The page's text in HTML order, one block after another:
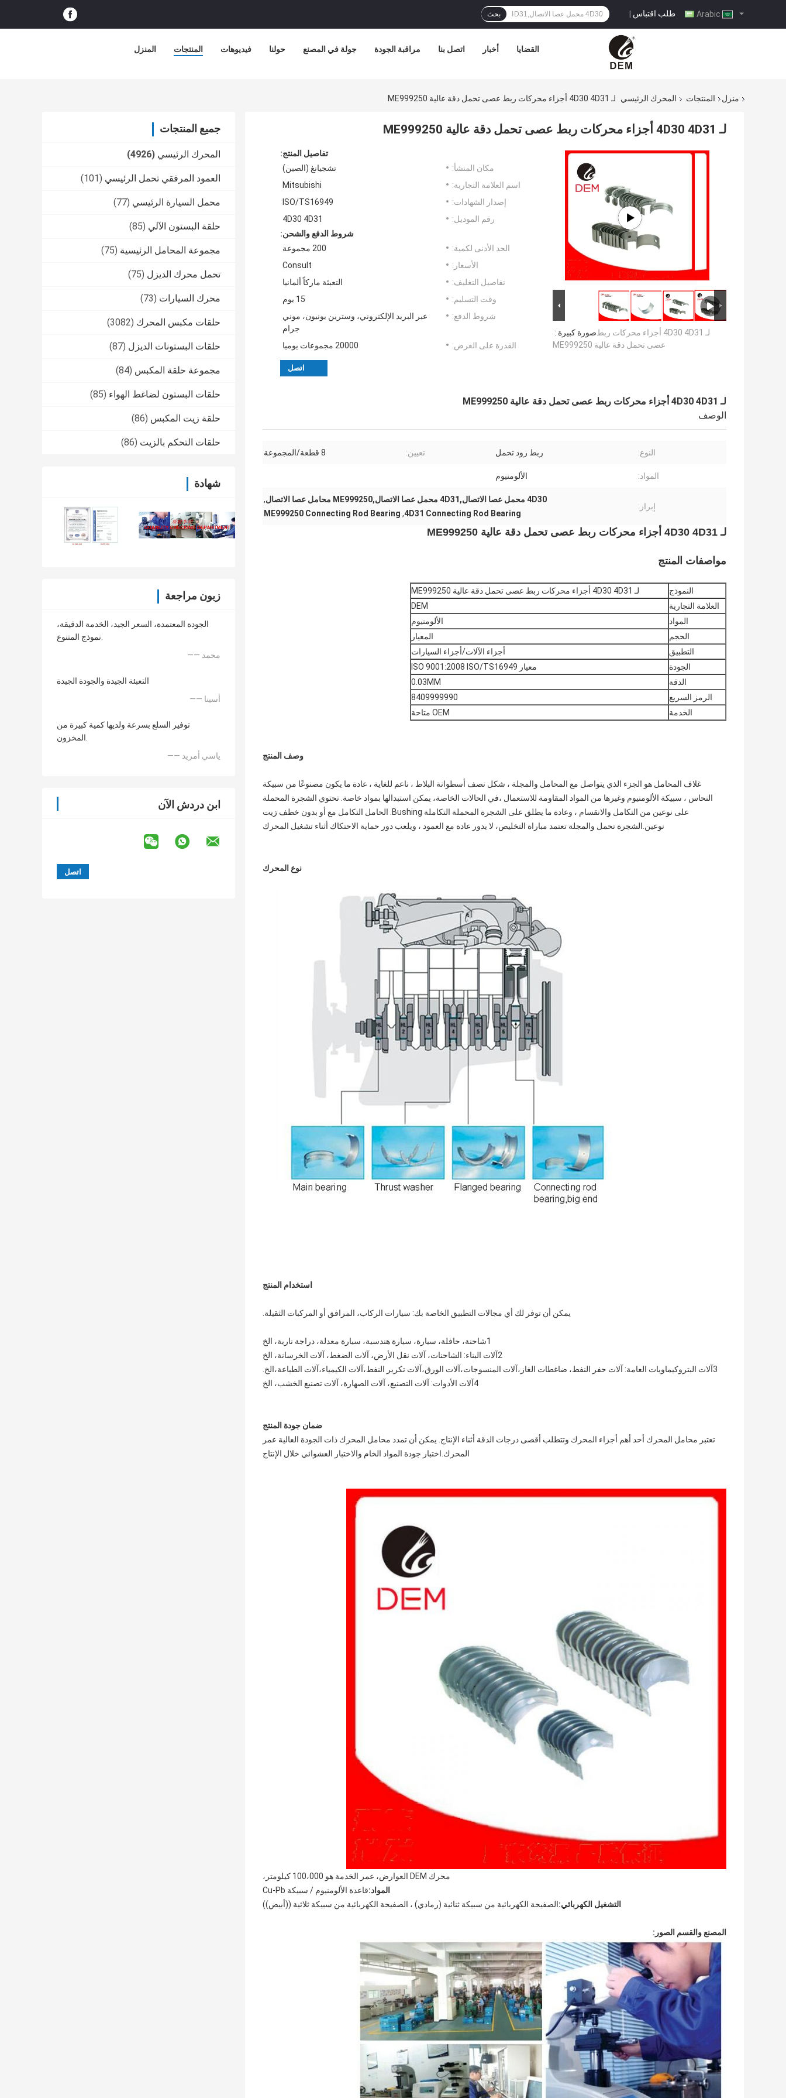
طلب اقتباس | بحث
المنزل المنتجات فيديوهات حولنا جولة في المصنع مراقبة الجودة اتصل بنا أخبار القضايا
منزل المنتجات المحرك الرئيسي لـ 4D30 4D31 أجزاء محركات ربط عصى تحمل دقة عالية ME999250
جميع المنتجات
المحرك الرئيسي (4926)
العمود المرفقي تحمل الرئيسي (101)
محمل السيارة الرئيسي (77)
حلقة البستون الآلي (85)
مجموعة المحامل الرئيسية (75)
تحمل محرك الديزل (75)
محرك السيارات (73)
حلقات مكبس المحرك (3082)
حلقات البستونات الديزل (87)
مجموعة حلقة المكبس (84)
حلقات البستون لضاغط الهواء (85)
حلقة زيت المكبس (86)
حلقات التحكم بالزيت (86)
شهادة
زبون مراجعة
الجودة المعتمدة، السعر الجيد، الخدمة الدقيقة،
نموذج المتنوع.
—— محمد
التعبئة الجيدة والجودة الجيدة
—— أسينا
توفير السلع بسرعة ولديها كمية كبيرة من
المخزون.
—— ياسي أمريد
ابن دردش الآن
لـ 4D30 4D31 أجزاء محركات ربط عصى تحمل دقة عالية ME999250
صورة كبيرة :لـ 4D30 4D31 أجزاء محركات ربط
عصى تحمل دقة عالية ME999250
تفاصيل المنتج:
مكان المنشأ:
تشجيانغ (الصين)
اسم العلامة التجارية:
Mitsubishi
إصدار الشهادات:
ISO/TS16949
رقم الموديل:
4D30 4D31
شروط الدفع والشحن:
الحد الأدنى لكمية:
200 مجموعة
الأسعار:
Consult
تفاصيل التغليف:
التعبئة ماركاً ألمانيا
وقت التسليم:
15 يوم
شروط الدفع:
عبر البريد الإلكتروني، وسترين يونيون، موني
جرام
القدرة على العرض:
20000 مجموعات يوميا
اتصل
لـ 4D30 4D31 أجزاء محركات ربط عصى تحمل دقة عالية ME999250
الوصف
النوع: ربط رود تحمل تعيين: 8 قطعة/المجموعة
المواد: الألومنيوم
إبراز:
4D30 محمل عصا الاتصال,4D31 محمل عصا الاتصال,ME999250 محامل عصا الاتصال
,
4D31 Connecting Rod Bearing
,
ME999250 Connecting Rod Bearing
لـ 4D30 4D31 أجزاء محركات ربط عصى تحمل دقة عالية ME999250
مواصفات المنتج
النموذج
لـ 4D30 4D31 أجزاء محركات ربط عصى تحمل دقة عالية ME999250
العلامة التجارية
DEM
المواد
الألومنيوم
الحجم
المعيار
التطبيق
أجزاء الآلات/أجزاء السيارات
الجودة
معيار ISO 9001:2008 ISO/TS16949
الدقة
0.03MM
الرمز السريع
8409999990
الخدمة
OEM متاحة
وصف المنتج
غلاف المحامل هو الجزء الذي يتواصل مع المحامل والمجلة ، شكل نصف أسطوانة البلاط ، ناعم للغاية ، عادة ما يكون مصنوعًا من سبيكة
النحاس ، سبيكة الألومنيوم وغيرها من المواد المقاومة للاستعمال ،في الحالات الخاصة، يمكن استبدالها بمواد خاصة. تحتوي الشجرة المحملة
على نوعين من التكامل والانقسام ، وعادة ما يطلق على الشجرة المحملة التكاملة Bushing. الحامل التكامل مع أو بدون خطف زيت
نوعين.الشجرة تحمل والمجلة تعتمد مباراة التخليص، لا يدور عادة مع العمود ، ويلعب دور حماية الاحتكاك أثناء تشغيل المحرك
نوع المحرك
استخدام المنتج
يمكن أن توفر لك أي مجالات التطبيق الخاصة بك: سيارات الركاب، المرافق أو المركبات الثقيلة.
1شاحنة، حافلة، سيارة، سيارة هندسية، سيارة معدلة، دراجة نارية، الخ
2آلات البناء: الشاحنات، آلات نقل الأرض، آلات الضغط، آلات الخرسانة، الخ
3آلات البتروكيماويات العامة: آلات حفر النفط، ضاغطات الغاز،آلات المنسوجات،آلات الورق،آلات تكرير النفط،آلات الكيمياء،آلات الطباعة،الخ.
4آلات الأدوات: آلات التصنيع، آلات الصهارة، آلات تصنيع الخشب، الخ
ضمان جودة المنتج
تعتبر محامل المحرك أحد أهم أجزاء المحرك وتتطلب أقصى درجات الدقة أثناء الإنتاج. يمكن أن تمدد محامل المحرك ذات الجودة العالية عمر
المحرك.اختبار جودة المواد الخام والاختبار العشوائي خلال الإنتاج
محرك DEM العوارض، عمر الخدمة هو 100،000 كيلومتر،
المواد:قاعدة الألومنيوم / سبيكة Cu-Pb
التشغيل الكهربائي:الصفيحة الكهربائية من سبيكة ثنائية (رمادي) ، الصفيحة الكهربائية من سبيكة ثلاثية ((أبيض))
المصنع والقسم الصور: